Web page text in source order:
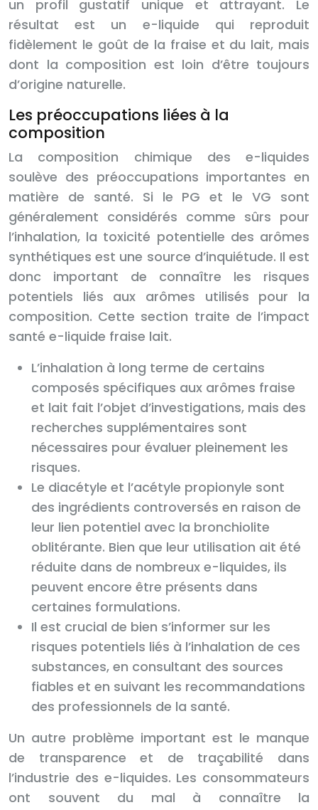
un profil gustatif unique et attrayant. Le
résultat est un e-liquide qui reproduit
fidèlement le goût de la fraise et du lait, mais
dont la composition est loin d’être toujours
d’origine naturelle.
Les préoccupations liées à la
composition
La composition chimique des e-liquides
soulève des préoccupations importantes en
matière de santé. Si le PG et le VG sont
généralement considérés comme sûrs pour
l’inhalation, la toxicité potentielle des arômes
synthétiques est une source d’inquiétude. Il est
donc important de connaître les risques
potentiels liés aux arômes utilisés pour la
composition. Cette section traite de l’impact
santé e-liquide fraise lait.
L’inhalation à long terme de certains
composés spécifiques aux arômes fraise
et lait fait l’objet d’investigations, mais des
recherches supplémentaires sont
nécessaires pour évaluer pleinement les
risques.
Le diacétyle et l’acétyle propionyle sont
des ingrédients controversés en raison de
leur lien potentiel avec la bronchiolite
oblitérante. Bien que leur utilisation ait été
réduite dans de nombreux e-liquides, ils
peuvent encore être présents dans
certaines formulations.
Il est crucial de bien s’informer sur les
risques potentiels liés à l’inhalation de ces
substances, en consultant des sources
fiables et en suivant les recommandations
des professionnels de la santé.
Un autre problème important est le manque
de transparence et de traçabilité dans
l’industrie des e-liquides. Les consommateurs
ont souvent du mal à connaître la